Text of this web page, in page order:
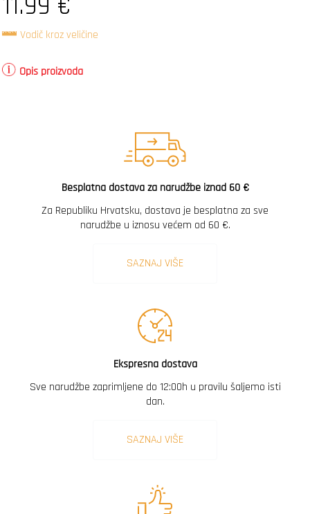
Vodič kroz veličine
Opis proizvoda
Besplatna dostava za narudžbe iznad 60 €
Za Republiku Hrvatsku, dostava je besplatna za sve
narudžbe u iznosu većem od 60 €.
SAZNAJ VIŠE
Ekspresna dostava
Sve narudžbe zaprimljene do 12:00h u pravilu šaljemo isti
dan.
SAZNAJ VIŠE